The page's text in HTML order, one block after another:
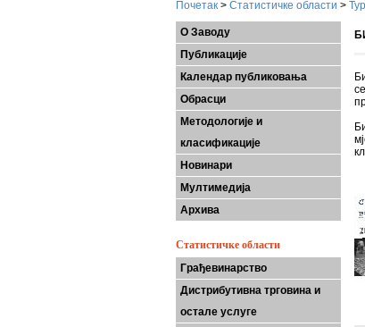
Почетак > Статистичке области >
О Заводу
Публикације
Календар публиковања
Обрасци
Методологије и
класификације
Новинари
Мултимедија
Архива
Статистичке области
Грађевинарство
Дистрибутивна трговина и
остале услуге